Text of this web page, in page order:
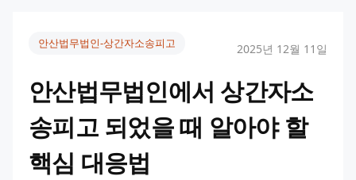
안산법무법인-상간자소송피고 2025년 12월 11일
안산법무법인에서 상간자소
송피고 되었을 때 알아야 할
핵심 대응법